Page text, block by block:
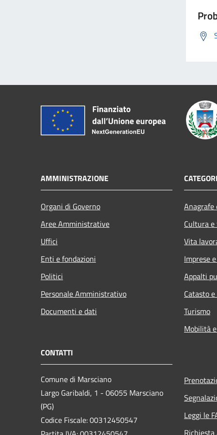
AMMINISTRAZIONE
Organi di Governo
Aree Amministrative
Uffici
Enti e fondazioni
Politici
Personale Amministrativo
Documenti e dati
Cultura
Vita
Imprese
Appalti
Catasto
Turismo
Mobilità
CONTATTI
Comune di Marsciano
Largo Garibaldi, 1 - 06055 Marsciano
(PG)
Codice Fiscale: 00312450547
Leggi le